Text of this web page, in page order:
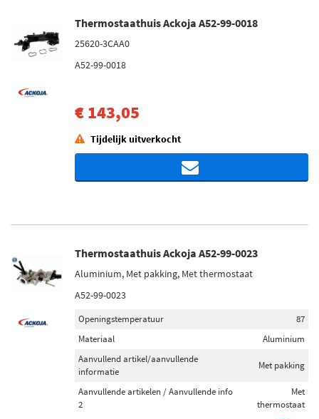
Thermostaathuis Ackoja A52-99-0018
25620-3CAA0
A52-99-0018
€ 143,05
Tijdelijk uitverkocht
Thermostaathuis Ackoja A52-99-0023
Aluminium, Met pakking, Met thermostaat
A52-99-0023
Openingstemperatuur
87
Materiaal
Aluminium
Aanvullend artikel/aanvullende
informatie
Met pakking
Aanvullende artikelen / Aanvullende info
2
Met
thermostaat